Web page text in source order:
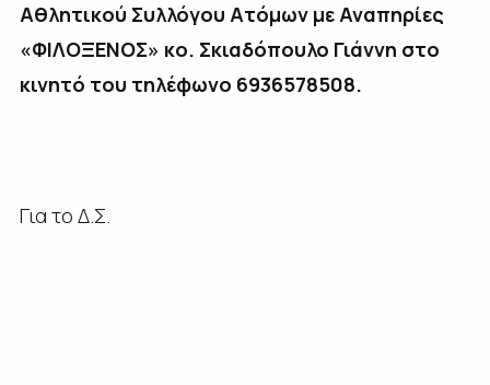
Αθλητικού Συλλόγου Ατόμων με Αναπηρίες
«ΦΙΛΟΞΕΝΟΣ» κο. Σκιαδόπουλο Γιάννη στο
κινητό του τηλέφωνο 6936578508.
Για το Δ.Σ.